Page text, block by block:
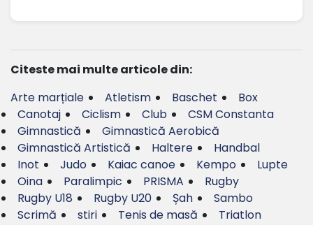
Citeste mai multe articole din:
Arte marțiale
Atletism Baschet
Box
Canotaj
Ciclism Club
CSM Constanta
Gimnastică
Gimnastică Aerobică
Gimnastică Artistică
Haltere
Handbal
Inot
Judo Kaiac canoe Kempo
Lupte
Oina
Paralimpic PRISMA
Rugby
Rugby U18
Rugby U20 Șah
Sambo
Scrimă
stiri Tenis de masă
Triatlon